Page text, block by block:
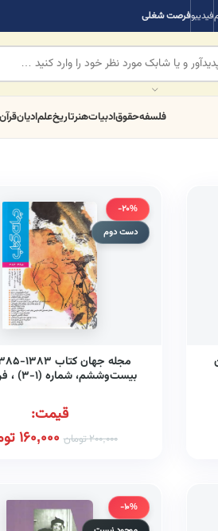
فیدیبوفرصت شغلی
فلسفهحقوقادبیاتهنرتاریخعلمادیان
-20%
دست دوم
بیست‌وششم،
قیمت:
200,000تومان 160,000
-10%